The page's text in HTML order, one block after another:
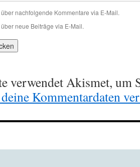
nachfolgende Kommentare via E-Mail.
neue Beiträge via E-Mail.
verwendet Akismet, um
Kommentardaten